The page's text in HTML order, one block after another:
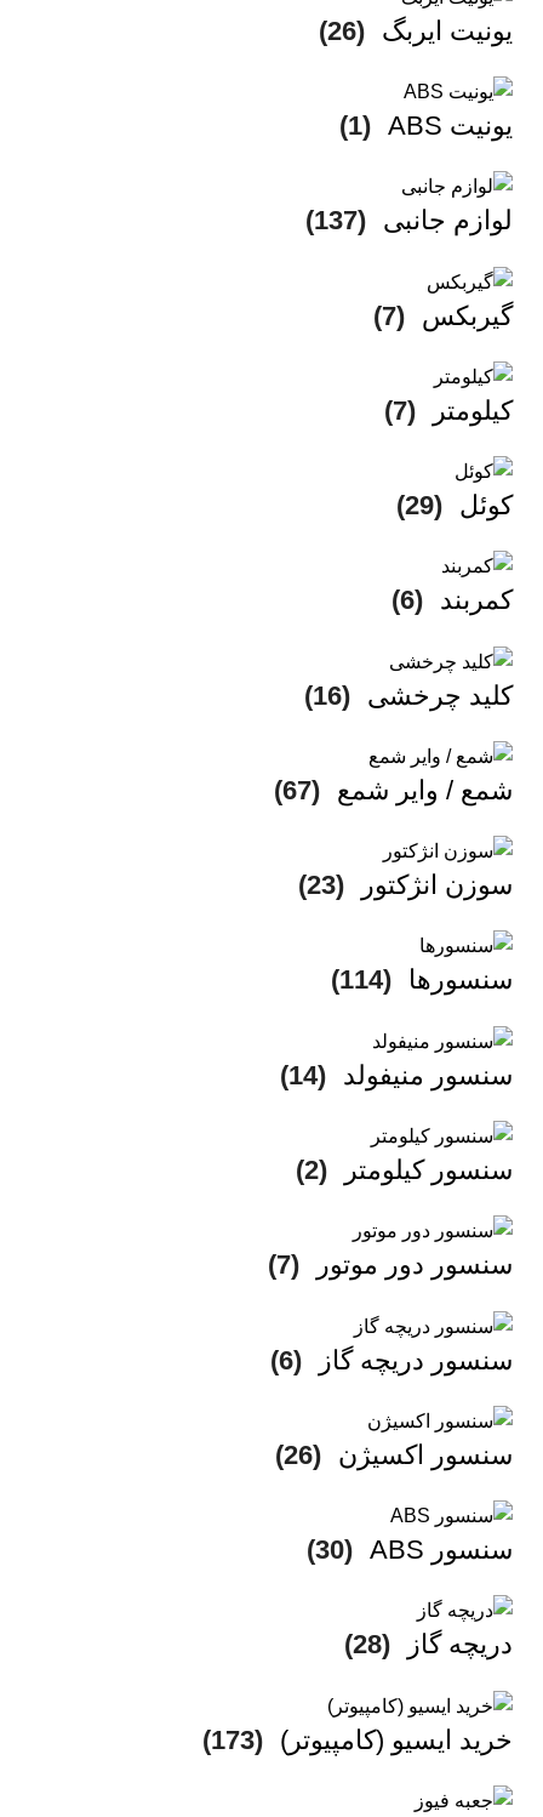
یونیت ایربگ (26)
یونیت ABS (1)
لوازم جانبی (137)
گیربکس (7)
کیلومتر (7)
کوئل (29)
کمربند (6)
کلید چرخشی (16)
شمع / وایر شمع (67)
سوزن انژکتور (23)
سنسورها (114)
سنسور منیفولد (14)
سنسور کیلومتر (2)
سنسور دور موتور (7)
سنسور دریچه گاز (6)
سنسور اکسیژن (26)
سنسور ABS (30)
دریچه گاز (28)
خرید ایسیو (کامپیوتر) (173)